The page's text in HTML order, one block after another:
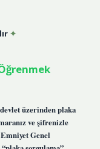
üzerinden plaka
ve şifrenizle
Genel